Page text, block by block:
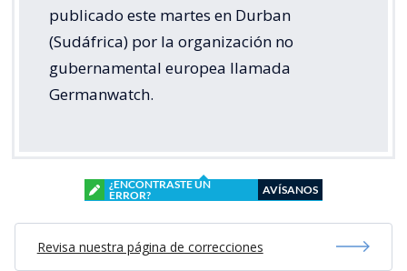
publicado este martes en Durban
(Sudáfrica) por la organización no
gubernamental europea llamada
Germanwatch.
¿ENCONTRASTE UN
ERROR?
AVÍSANOS
Revisa nuestra página de correcciones